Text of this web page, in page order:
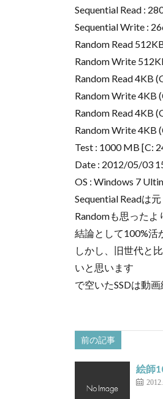
Sequential Read :
Sequential Write :
Random Read
Random Write
Random Read 4KB
Random Write 4KB
Random Read 4KB
Random Write 4KB
Test : 1000 MB [C:
Date : 2012/05/03
OS : Windows 7
Sequential Readは
Randomも思ったよ
結論として100%活
しかし、旧世代と
いと思います
で空いたSSDは動
前の記事
絵師